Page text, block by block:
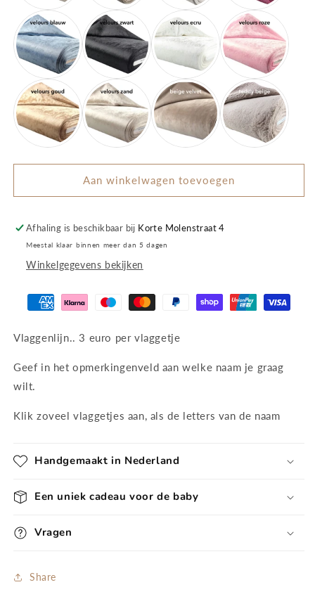
Aan winkelwagen toevoegen
Afhaling is beschikbaar bij Korte Molenstraat 4
Meestal klaar binnen meer dan 5 dagen
Winkelgegevens bekijken
Vlaggenlijn.. 3 euro per vlaggetje
Geef in het opmerkingenveld aan welke naam je graag
wilt.
Klik zoveel vlaggetjes aan, als de letters van de naam
Handgemaakt in Nederland
Een uniek cadeau voor de baby
Vragen
Share